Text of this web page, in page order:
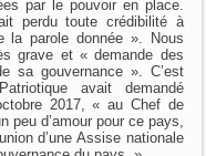
par le pouvoir en place.
perdu toute crédibilité à
la parole donnée ». Nous
grave et « demande des
sa gouvernance ». C’est
avait demandé
2017, « au Chef de
peu d’amour pour ce pays,
d’une Assise nationale